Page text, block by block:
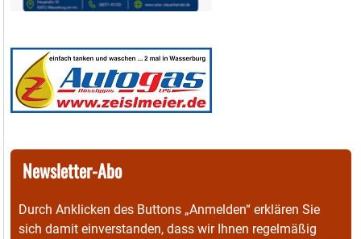
Newsletter-Abo
Durch Anklicken des Buttons „Anmelden“ erklären Sie
sich damit einverstanden, dass wir Ihnen regelmäßig